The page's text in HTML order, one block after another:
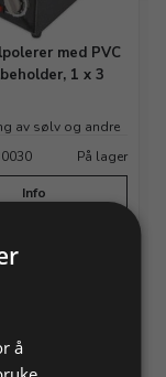
med PVC
1 x 3
av sølv og andre
På lager
Info
å